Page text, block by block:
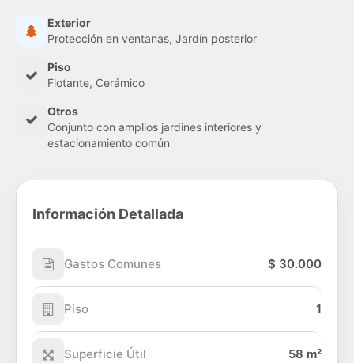
Exterior
Protección en ventanas, Jardín posterior
Piso
Flotante, Cerámico
Otros
Conjunto con amplios jardines interiores y
estacionamiento común
Información Detallada
Gastos Comunes $ 30.000
Piso 1
Superficie Útil 58 m²